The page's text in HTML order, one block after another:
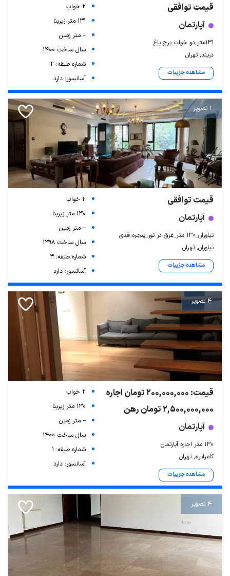
قیمت توافقی
آپارتمان
۱۳۱متر دو خواب برج باغ
دربند, تهران
مشاهده جزییات
2 خواب
131 متر زیربنا
-- متر زمین
سال ساخت 1400
شماره طبقه: 2
آسانسور: دارد
1 تصویر
قیمت توافقی
آپارتمان
نیاوران_۱۳۰ متر_غرق در نور_پنجره قدی
نیاوران, تهران
مشاهده جزییات
2 خواب
130 متر زیربنا
-- متر زمین
سال ساخت 1398
شماره طبقه: 3
آسانسور: دارد
4 تصویر
قیمت: 200,000,000 تومان اجاره
2,500,000,000 تومان رهن
آپارتمان
۱۳۰ متر اجاره آپارتمان
کامرانیه, تهران
مشاهده جزییات
2 خواب
130 متر زیربنا
-- متر زمین
سال ساخت 1400
شماره طبقه: 1
آسانسور: دارد
4 تصویر